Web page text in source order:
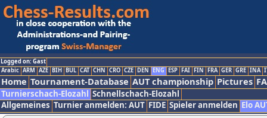
Logged on: Gast
Arabic ARM AZE BIH BUL CAT CHN CRO CZE DEN ENG ESP FAI FIN FRA GER GRE INA
Home Tournament-Database AUT championship Pictures
Turnierschach-Elozahl Schnellschach-Elozahl
Allgemeines Turnier anmelden: AUT FIDE Spieler anmelden Elo